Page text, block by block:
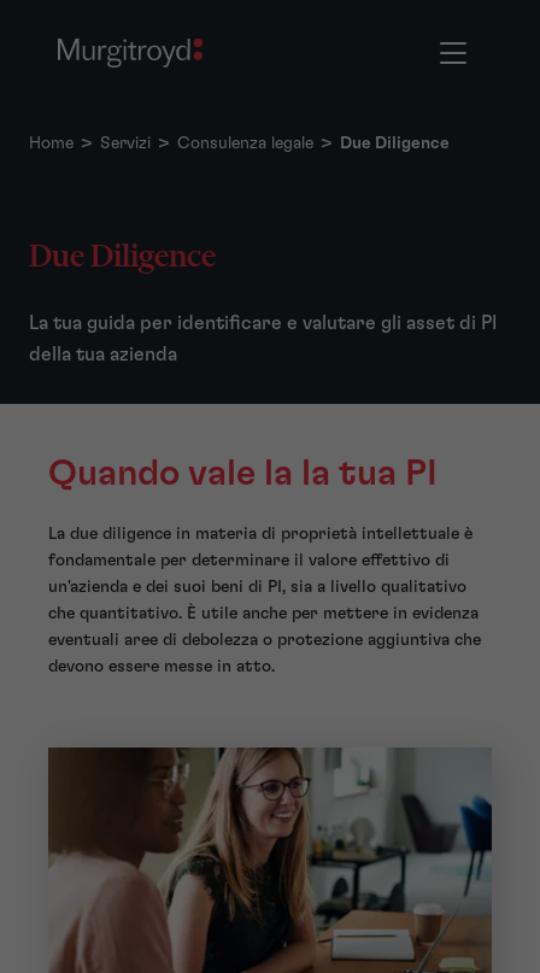
Home > Servizi > Consulenza legale > Due Diligence
Due Diligence
La tua guida per identificare e valutare gli asset di PI
della tua azienda
Quando vale la la tua PI
La due diligence in materia di proprietà intellettuale è
fondamentale per determinare il valore effettivo di
un'azienda e dei suoi beni di PI, sia a livello qualitativo
che quantitativo. È utile anche per mettere in evidenza
eventuali aree di debolezza o protezione aggiuntiva che
devono essere messe in atto.